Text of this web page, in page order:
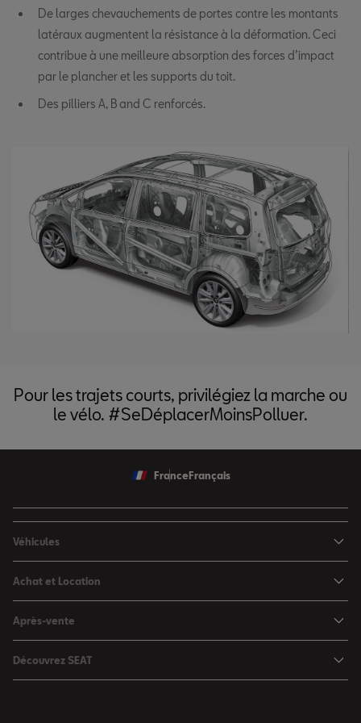
De larges chevauchements de portes contre les montants
latéraux augmentent la résistance à la déformation. Ceci
contribue à une meilleure absorption des forces d’impact
par le plancher et les supports du toit.
Des pilliers A, B and C renforcés.
Pour les trajets courts, privilégiez la marche ou
le vélo. #SeDéplacerMoinsPolluer.
France Français
Véhicules
Nouvelle Arona
Leon 5 portes
Leon Sportstourer
Ateca
Achat et Location
Nos offres du moment
Nos SEAT neuves en stock
Après-vente
Services en ligne SEAT CONNECT
Découvrez SEAT